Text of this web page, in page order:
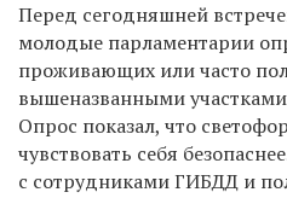
Перед сегодняшней
молодые парламентарии
проживающих или часто
вышеназванными
Опрос показал, что
чувствовать себя
с сотрудниками ГИБДД и